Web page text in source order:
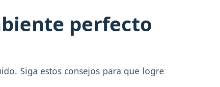
perfecto
Siga estos consejos para que logre